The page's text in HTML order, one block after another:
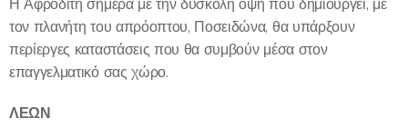
Η Αφροδίτη σήμερα με την δύσκολη όψη που δημιουργεί, με
τον πλανήτη του απρόοπτου, Ποσειδώνα, θα υπάρξουν
περίεργες καταστάσεις που θα συμβούν μέσα στον
επαγγελματικό σας χώρο.
ΛΕΩΝ